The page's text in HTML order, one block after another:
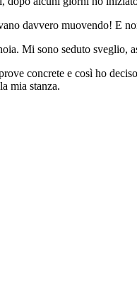
davvero muovendo! E
Mi sono seduto sveglio,
concrete e così ho
mia stanza.